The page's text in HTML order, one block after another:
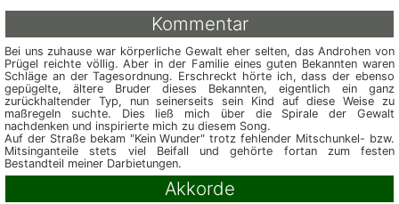
Kommentar
Bei uns zuhause war körperliche Gewalt eher selten, das Androhen von
Prügel reichte völlig. Aber in der Familie eines guten Bekannten waren
Schläge an der Tagesordnung. Erschreckt hörte ich, dass der ebenso
gepügelte, ältere Bruder dieses Bekannten, eigentlich ein ganz
zurückhaltender Typ, nun seinerseits sein Kind auf diese Weise zu
maßregeln suchte. Dies ließ mich über die Spirale der Gewalt
nachdenken und inspirierte mich zu diesem Song.
Auf der Straße bekam "Kein Wunder" trotz fehlender Mitschunkel- bzw.
Mitsinganteile stets viel Beifall und gehörte fortan zum festen
Bestandteil meiner Darbietungen.
Akkorde